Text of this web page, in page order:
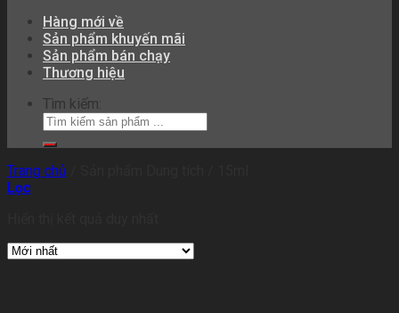
Hàng mới về
Sản phẩm khuyến mãi
Sản phẩm bán chạy
Thương hiệu
Tìm kiếm:
Trang chủ
Lọc